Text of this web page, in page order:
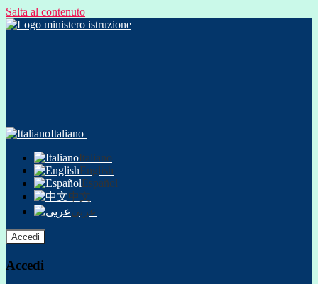
Salta al contenuto
Italiano
Italiano
English
Español
中文
عربى
Accedi
Accedi